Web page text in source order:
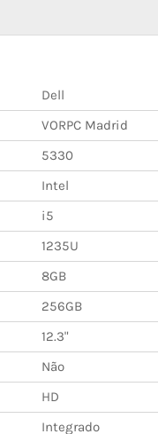
Dell
VORPC Madrid
5330
Intel
i5
1235U
8GB
256GB
12.3"
Não
HD
Integrado